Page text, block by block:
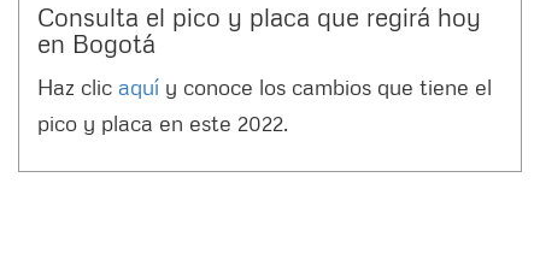
Consulta el pico y placa que regirá hoy
en Bogotá
Haz clic aquí y conoce los cambios que tiene el
pico y placa en este 2022.